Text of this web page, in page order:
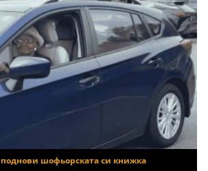
шофьорската си книжка